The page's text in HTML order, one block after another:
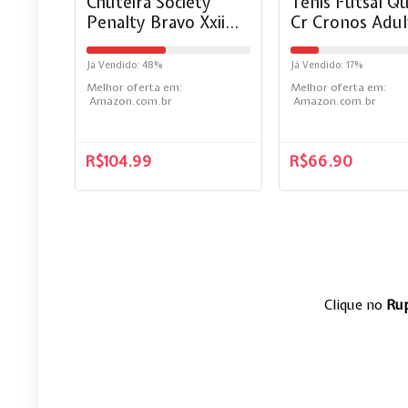
Penalty Bravo Xxii
Laranja/preto
242246-3300-42
Já Vendido: 48%
Melhor oferta em:
Amazon.com.br
R$104.99
Cr Cronos
Futebol de Salão
Cano Baixo
Masculino
(38, Preto
Já Vendido: 17%
Melhor oferta em:
Amazon.com.br
R$66.90
Clique no